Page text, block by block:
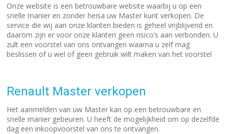
Onze website is een betrouwbare website waarbij u op een
snelle manier en zonder heisa uw Master kunt verkopen. De
service die wij aan onze klanten bieden is geheel vrijblijvend en
daarom zijn er voor onze klanten geen risico’s aan verbonden. U
zult een voorstel van ons ontvangen waarna u zelf mag
beslissen of u wel of geen gebruik wilt maken van het voorstel
Renault Master verkopen
Het aanmelden van uw Master kan op een betrouwbare en
snelle manier gebeuren. U heeft de mogelijkheid om op dezelfde
dag een inkoopvoorstel van ons te ontvangen.